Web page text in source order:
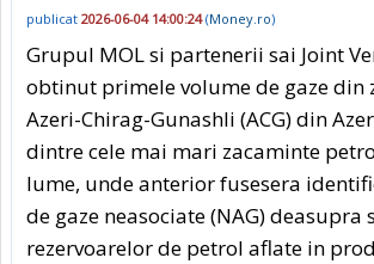
publicat 2026-06-04 14:00:24(Money.ro)
Grupul MOL si partenerii sai Joint
obtinut primele volume de gaze din
Azeri-Chirag-Gunashli (ACG) din
dintre cele mai mari zacaminte
lume, unde anterior fusesera
de gaze neasociate (NAG) deasupra
rezervoarelor de petrol aflate in